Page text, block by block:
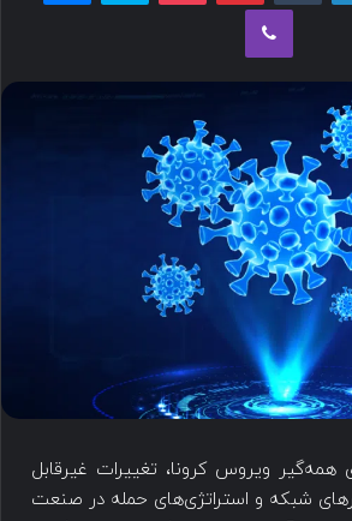
بیماری همه‌گیر ویروس کرونا، تغییرات غیرقابل
شبکه و استراتژی‌های حمله در صنعت